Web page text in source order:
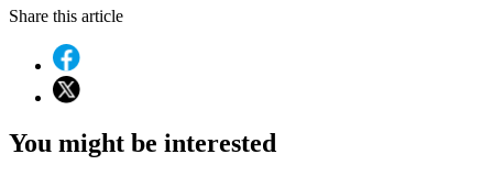
Share this article
You might be interested